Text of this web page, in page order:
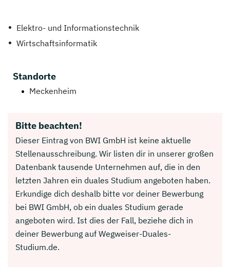
Elektro- und Informationstechnik
Wirtschaftsinformatik
Standorte
Meckenheim
Bitte beachten!
Dieser Eintrag von BWI GmbH ist keine aktuelle
Stellenausschreibung. Wir listen dir in unserer großen
Datenbank tausende Unternehmen auf, die in den
letzten Jahren ein duales Studium angeboten haben.
Erkundige dich deshalb bitte vor deiner Bewerbung
bei BWI GmbH, ob ein duales Studium gerade
angeboten wird. Ist dies der Fall, beziehe dich in
deiner Bewerbung auf Wegweiser-Duales-
Studium.de.